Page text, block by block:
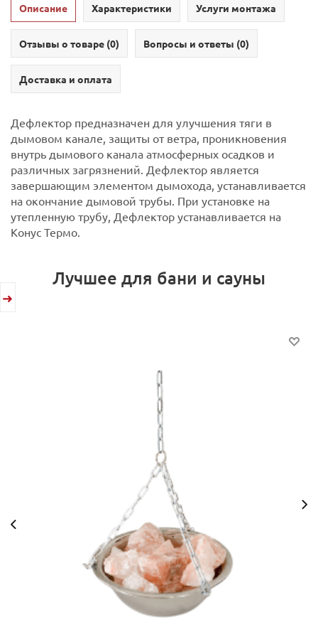
Описание Характеристики Услуги монтажа
Отзывы о товаре (0) Вопросы и ответы (0)
Доставка и оплата
Дефлектор предназначен для улучшения тяги в
дымовом канале, защиты от ветра, проникновения
внутрь дымового канала атмосферных осадков и
различных загрязнений. Дефлектор является
завершающим элементом дымохода, устанавливается
на окончание дымовой трубы. При установке на
утепленную трубу, Дефлектор устанавливается на
Конус Термо.
Лучшее для бани и сауны